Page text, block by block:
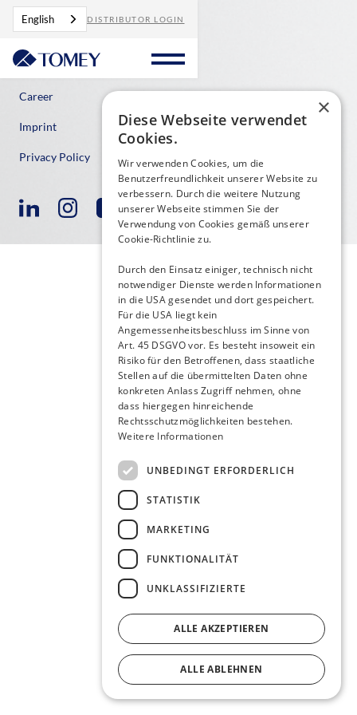
English DISTRIBUTOR LOGIN
Contact
Career
Imprint
Privacy Policy
×
Diese Webseite verwendet
Cookies.
Wir verwenden Cookies, um die
Benutzerfreundlichkeit unserer Website zu
verbessern. Durch die weitere Nutzung
unserer Webseite stimmen Sie der
Verwendung von Cookies gemäß unserer
Cookie-Richtlinie zu.
Durch den Einsatz einiger, technisch nicht
notwendiger Dienste werden Informationen
in die USA gesendet und dort gespeichert.
Für die USA liegt kein
Angemessenheitsbeschluss im Sinne von
Art. 45 DSGVO vor. Es besteht insoweit ein
Risiko für den Betroffenen, dass staatliche
Stellen auf die übermittelten Daten ohne
konkreten Anlass Zugriff nehmen, ohne
dass hiergegen hinreichende
Rechtsschutzmöglichkeiten bestehen.
Weitere Informationen
UNBEDINGT ERFORDERLICH
STATISTIK
MARKETING
FUNKTIONALITÄT
UNKLASSIFIZIERTE
ALLE AKZEPTIEREN
ALLE ABLEHNEN